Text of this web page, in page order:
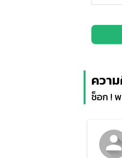
ควา
ช็อก !